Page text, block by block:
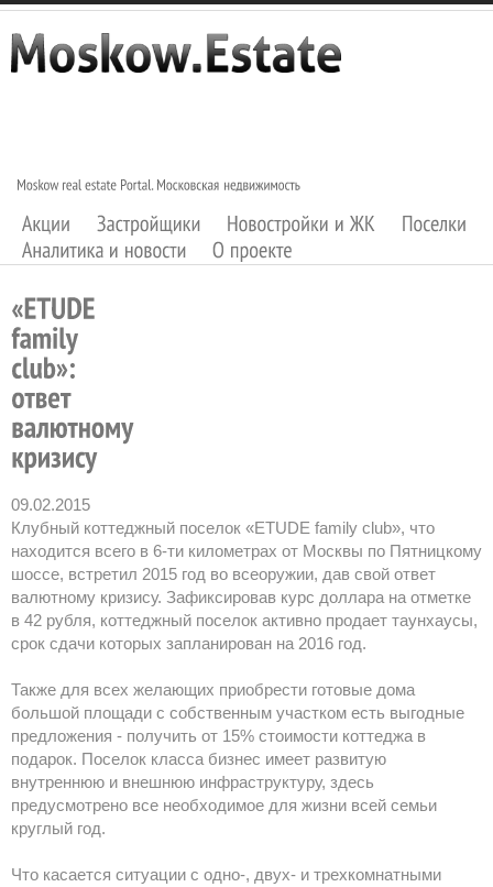
09.02.2015
Клубный коттеджный поселок «ETUDE family club», что
находится всего в 6-ти километрах от Москвы по Пятницкому
шоссе, встретил 2015 год во всеоружии, дав свой ответ
валютному кризису. Зафиксировав курс доллара на отметке
в 42 рубля, коттеджный поселок активно продает таунхаусы,
срок сдачи которых запланирован на 2016 год.
Также для всех желающих приобрести готовые дома
большой площади с собственным участком есть выгодные
предложения - получить от 15% стоимости коттеджа в
подарок. Поселок класса бизнес имеет развитую
внутреннюю и внешнюю инфраструктуру, здесь
предусмотрено все необходимое для жизни всей семьи
круглый год.
Что касается ситуации с одно-, двух- и трехкомнатными